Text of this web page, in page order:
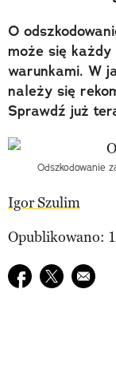
O
może się
warunkami. W
należy się
Sprawdź już
Odszkodowanie
Igor Szulim
Opublikowano:
Udostępnij na
Udostępnij
E-mail